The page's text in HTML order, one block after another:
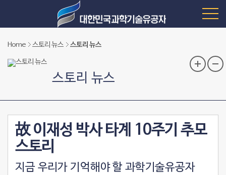
Home 스토리 뉴스 스토리 뉴스
스토리 뉴스
故 이재성 박사 타계 10주기 추모
스토리
지금 우리가 기억해야 할 과학기술유공자